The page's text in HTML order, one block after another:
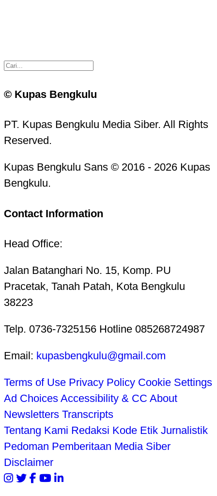
© Kupas Bengkulu
PT. Kupas Bengkulu Media Siber. All Rights
Reserved.
Kupas Bengkulu Sans © 2016 - 2026 Kupas
Bengkulu.
Contact Information
Head Office:
Jalan Batanghari No. 15, Komp. PU
Pracetak, Tanah Patah, Kota Bengkulu
38223
Telp. 0736-7325156 Hotline 085268724987
Email: kupasbengkulu@gmail.com
Terms of Use Privacy Policy Cookie Settings
Ad Choices Accessibility & CC About
Newsletters Transcripts
Tentang Kami Redaksi Kode Etik Jurnalistik
Pedoman Pemberitaan Media Siber
Disclaimer